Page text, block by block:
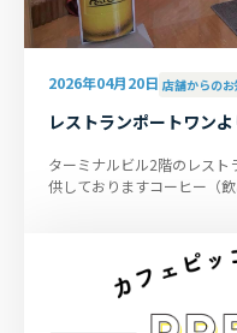
2026年04月20日 店舗からの
レストランポートワン
ターミナルビル2階のレス
供しておりますコーヒー（